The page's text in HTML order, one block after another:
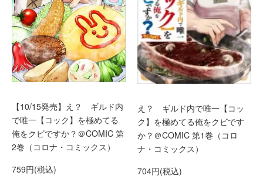
【10/15発売】え？ ギルド内
で唯一【コック】を極めてる
俺をクビですか？＠COMIC 第
2巻（コロナ・コミックス）
759円(税込)
え？ ギルド内で唯一【コッ
ク】を極めてる俺をクビです
か？＠COMIC 第1巻（コロ
ナ・コミックス）
704円(税込)